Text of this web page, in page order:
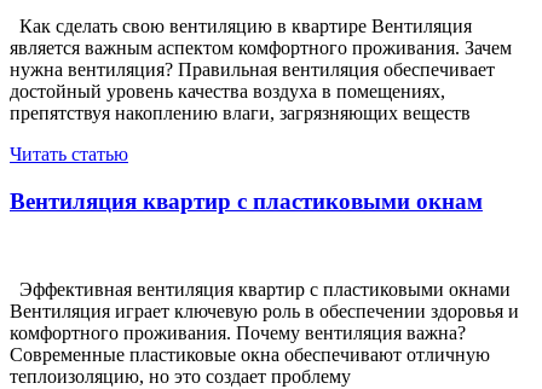
Как сделать свою вентиляцию в квартире Вентиляция
является важным аспектом комфортного проживания. Зачем
нужна вентиляция? Правильная вентиляция обеспечивает
достойный уровень качества воздуха в помещениях,
препятствуя накоплению влаги, загрязняющих веществ
Читать статью
Вентиляция квартир с пластиковыми окнам
Эффективная вентиляция квартир с пластиковыми окнами
Вентиляция играет ключевую роль в обеспечении здоровья и
комфортного проживания. Почему вентиляция важна?
Современные пластиковые окна обеспечивают отличную
теплоизоляцию, но это создает проблему